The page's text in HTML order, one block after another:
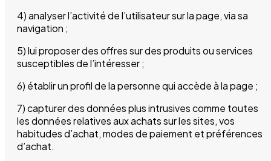
4) analyser l’activité de l’utilisateur sur la page, via sa
navigation ;
5) lui proposer des offres sur des produits ou services
susceptibles de l’intéresser ;
6) établir un profil de la personne qui accède à la page ;
7) capturer des données plus intrusives comme toutes
les données relatives aux achats sur les sites, vos
habitudes d’achat, modes de paiement et préférences
d’achat.